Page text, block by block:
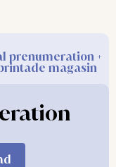
mer att
ha blivit en
prenumeration +
magasin